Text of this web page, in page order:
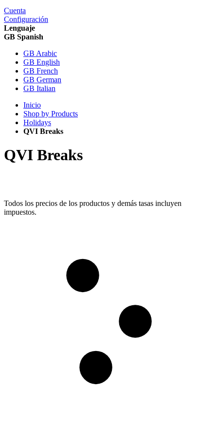
Cuenta
Configuración
Lenguaje
GB Spanish
GB Arabic
GB English
GB French
GB German
GB Italian
Inicio
Shop by Products
Holidays
QVI Breaks
QVI Breaks
Todos los precios de los productos y demás tasas incluyen
impuestos.